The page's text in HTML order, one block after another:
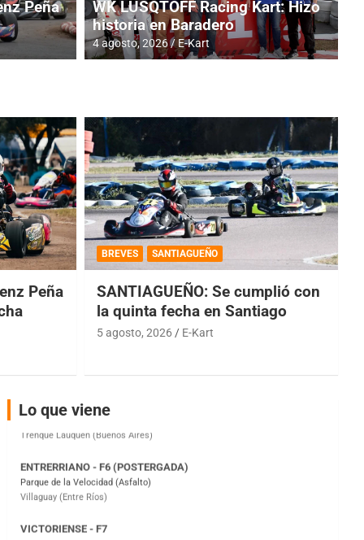
Peña
WK LÜSQTOFF Racing Kart: Hizo
historia en Baradero
4 agosto, 2026 E-Kart
Peña
BREVES SANTIAGUEÑO
SANTIAGUEÑO: Se cumplió con
la quinta fecha en Santiago
5 agosto, 2026 E-Kart
Lo que viene
COBERTURA ESPECIAL DE E-KART.COM.AR
08/09-AGO
IAME SERIES ARGENTINA 6
Ramiro Tot (Asfalto)
Baradero (Buenos Aires)
Parque de la Velocidad (Asfalto)
El Cerro (Tierra)
Victoria (Entre Ríos)
Moto Club Reginense (Tierra)